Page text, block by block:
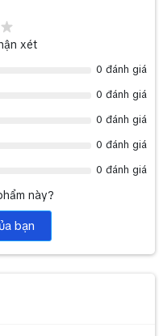
bị riêng lẻ sẽ dẫn tới
dành chổ đặt các thiết
bị còn cao hơn rất nhiều
xét
0 đánh giá
0 đánh giá
0 đánh giá
0 đánh giá
0 đánh giá
này?
bạn